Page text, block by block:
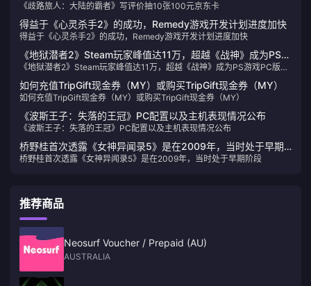
《歧路旅人：大陆的霸者》写评价抽10张100元京东卡
得益于《心灵杀手2》的成功，Remedy游戏开发计划进度加快
得益于《心灵杀手2》的成功，Remedy游戏开发计划进度加快
《地狱潜者2》Steam玩家峰值达11万，超越《战神》成为PS游
戏PC版最热作品
《地狱潜者2》Steam玩家峰值达11万，超越《战神》成为PS游戏PC版最
热作品
如何充值TripGift现金券（MY）或购买TripGift现金券（MY）
如何充值TripGift现金券（MY）或购买TripGift现金券（MY）
《波斯王子：失落的王冠》PC配置以及主机表现情况公布
《波斯王子：失落的王冠》PC配置以及主机表现情况公布
桥野桂首次透露《女神异闻录5》是在2009年，当时处于早期
阶段
桥野桂首次透露《女神异闻录5》是在2009年，当时处于早期阶段
推荐商品
Neosurf Voucher / Prepaid (AU)
AUSTRALIA